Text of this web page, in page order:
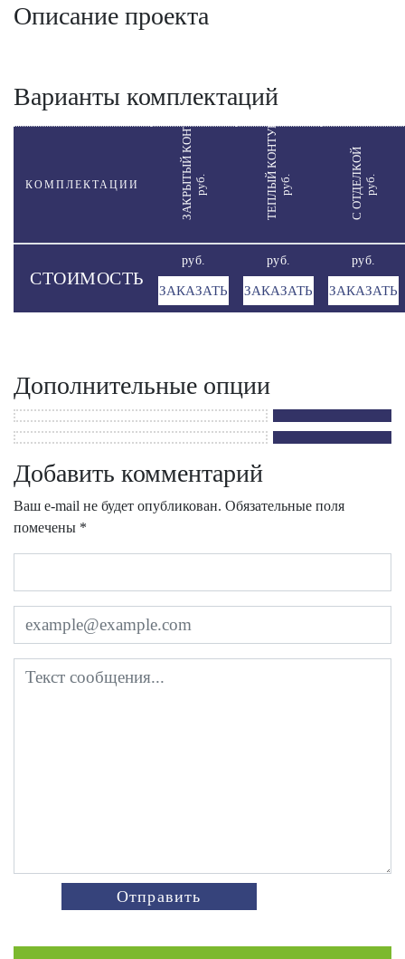
Описание проекта
Варианты комплектаций
КОМПЛЕКТАЦИИ ЗАКРЫТЫЙ КОНТУРруб. ТЕПЛЫЙ КОНТУР руб. С ОТДЕЛКОЙруб.
СТОИМОСТЬ
руб.
ЗАКАЗАТЬ
руб.
ЗАКАЗАТЬ
руб.
ЗАКАЗАТЬ
Дополнительные опции
Добавить комментарий
Ваш e-mail не будет опубликован. Обязательные поля
помечены *